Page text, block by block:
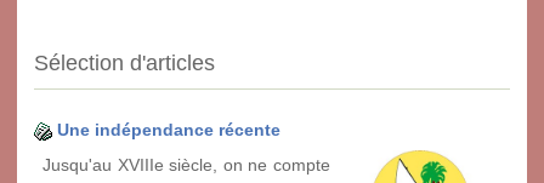
Sélection d'articles
Une indépendance récente
Jusqu'au XVIIIe siècle, on ne compte